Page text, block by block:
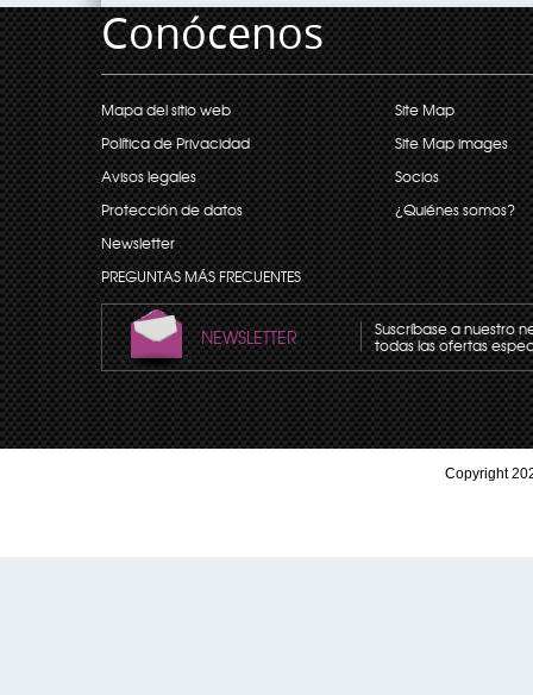
Conócenos
Mapa del sitio web
Política de Privacidad
Avisos legales
Protección de datos
Newsletter
PREGUNTAS MÁS FRECUENTES
Site Map
Site Map images
Socios
¿Quiénes somos?
NEWSLETTER Suscríbase a nuestro
todas las ofertas
Copyright